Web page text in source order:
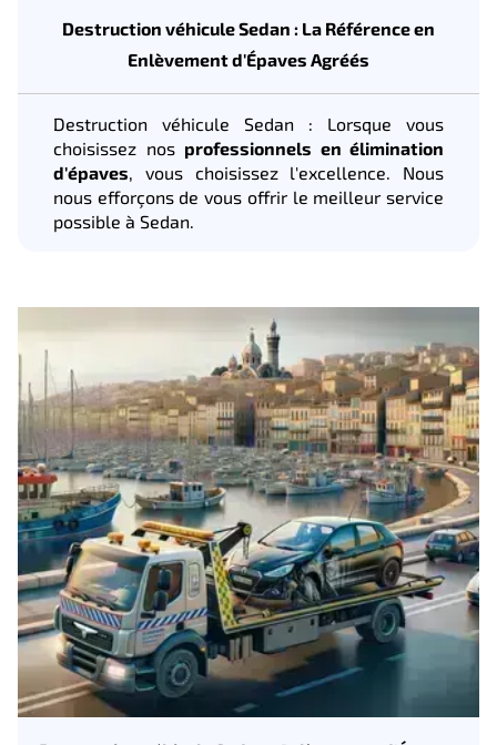
Destruction véhicule Sedan : La Référence en
Enlèvement d'Épaves Agréés
Destruction véhicule Sedan : Lorsque vous
choisissez nos professionnels en élimination
d'épaves, vous choisissez l'excellence. Nous
nous efforçons de vous offrir le meilleur service
possible à Sedan.